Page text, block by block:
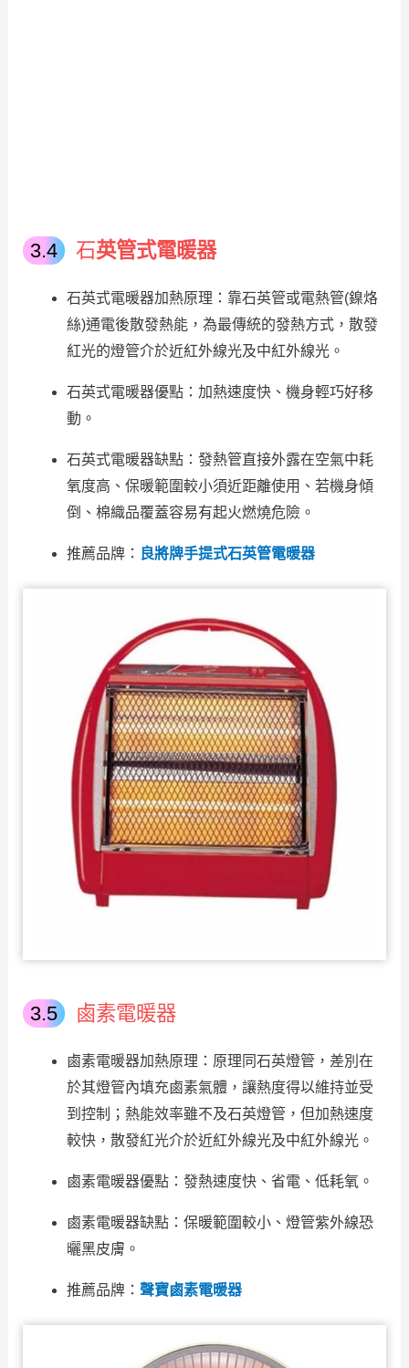
石英管式電暖器
石英式電暖器加熱原理：靠石英管或電熱管(鎳烙
絲)通電後散發熱能，為最傳統的發熱方式，散發
紅光的燈管介於近紅外線光及中紅外線光。
石英式電暖器優點：加熱速度快、機身輕巧好移
動。
石英式電暖器缺點：發熱管直接外露在空氣中耗
氧度高、保暖範圍較小須近距離使用、若機身傾
倒、棉織品覆蓋容易有起火燃燒危險。
推薦品牌： 良將牌手提式石英管電暖器
鹵素電暖器
鹵素電暖器加熱原理：原理同石英燈管，差別在
於其燈管內填充鹵素氣體，讓熱度得以維持並受
到控制；熱能效率雖不及石英燈管，但加熱速度
較快，散發紅光介於近紅外線光及中紅外線光。
鹵素電暖器優點：發熱速度快、省電、低耗氧。
鹵素電暖器缺點：保暖範圍較小、燈管紫外線恐
曬黑皮膚。
推薦品牌： 聲寶鹵素電暖器